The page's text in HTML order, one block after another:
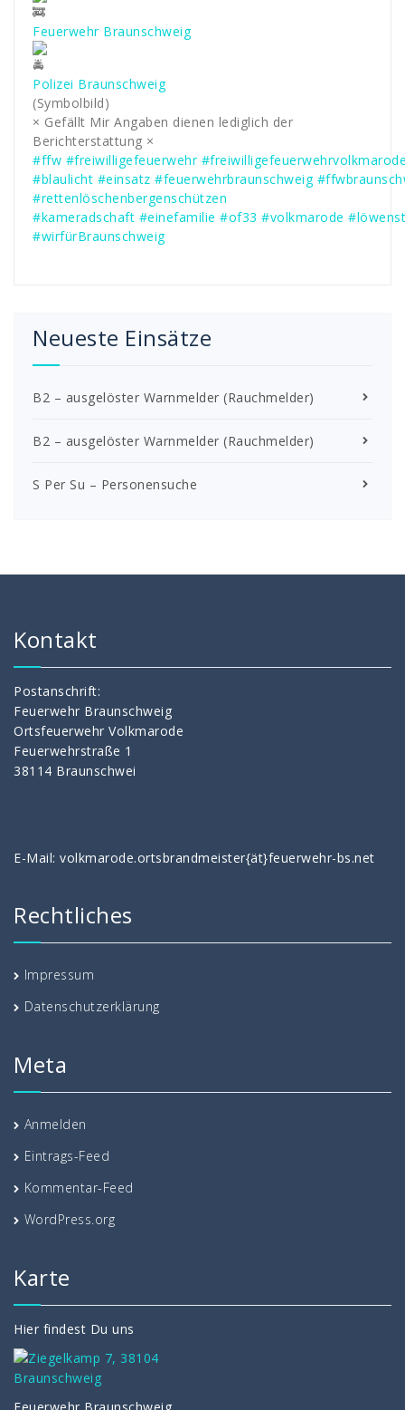
Feuerwehr Braunschweig
Polizei Braunschweig
(Symbolbild)
× Gefällt Mir Angaben dienen lediglich der
Berichterstattung ×
#ffw #freiwilligefeuerwehr
#blaulicht #einsatz #feuerwehrbraunschweig
#rettenlöschenbergenschützen
#kameradschaft #einefamilie #of33 #volkmarode
#wirfürBraunschweig
Neueste Einsätze
B2 – ausgelöster Warnmelder (Rauchmelder)
B2 – ausgelöster Warnmelder (Rauchmelder)
S Per Su – Personensuche
Kontakt
Postanschrift:
Feuerwehr Braunschweig
Ortsfeuerwehr Volkmarode
Feuerwehrstraße 1
38114 Braunschwei
E-Mail: volkmarode.ortsbrandmeister{ät}feuerwehr-bs.net
Rechtliches
Impressum
Datenschutzerklärung
Meta
Anmelden
Eintrags-Feed
Kommentar-Feed
WordPress.org
Karte
Hier findest Du uns